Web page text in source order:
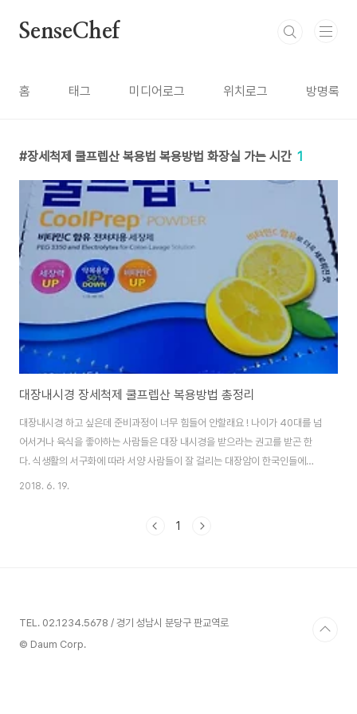
SenseChef
홈 태그 미디어로그 위치로그 방명록
장세척제 쿨프렙산 복용법 복용방법 화장실 가는 시간 1
대장내시경 장세척제 쿨프렙산 복용방법 총정리
대장내시경 하고 싶은데 준비과정이 너무 힘들어 안할래요 ! 나이가 40대를 넘
어서거나 육식을 좋아하는 사람들은 대장 내시경을 받으라는 권고를 받곤 한
다. 식생활의 서구화에 따라 서양 사람들이 잘 걸리는 대장암이 한국인들에게
도 많이 발병하고 있다. 신문 기사에도, 지상파 방송사의 건강 프로그램에도 단
용종을 조기 진단받고 가슴을 쓸어내리는 것도 본다. 대장 내시경의 필요성을
2018. 6. 19.
1
TEL. 02.1234.5678 / 경기 성남시 분당구 판교역로
© Daum Corp.